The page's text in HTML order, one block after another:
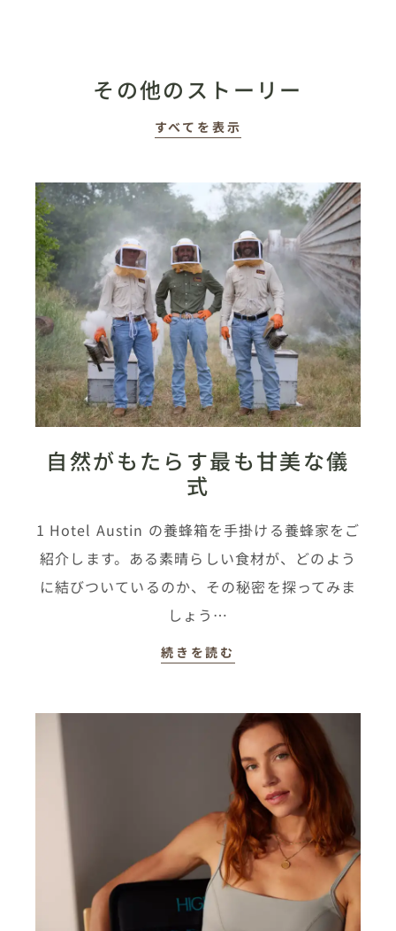
その他のストーリー
すべてを表示
自然がもたらす最も甘美な儀
式
1 Hotel Austin の養蜂箱を手掛ける養蜂家をご
紹介します。ある素晴らしい食材が、どのよう
に結びついているのか、その秘密を探ってみま
しょう…
続きを読む